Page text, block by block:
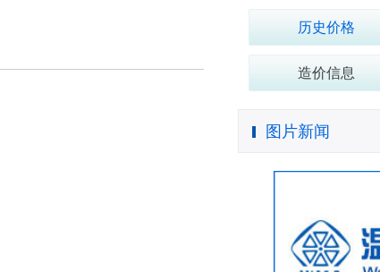
历史价格
造价信息
图片新闻